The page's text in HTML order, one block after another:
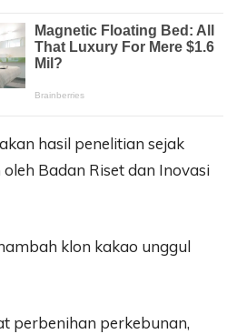
hasil penelitian sejak
Badan Riset dan Inovasi
klon kakao unggul
perbenihan perkebunan,